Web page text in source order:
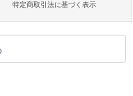
特定商取引法に基づく表示